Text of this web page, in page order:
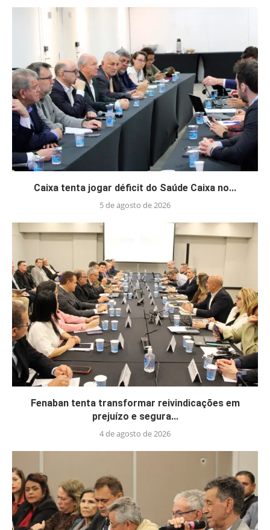
Caixa tenta jogar déficit do Saúde Caixa no...
5 de agosto de 2026
Fenaban tenta transformar reivindicações em
prejuízo e segura...
4 de agosto de 2026